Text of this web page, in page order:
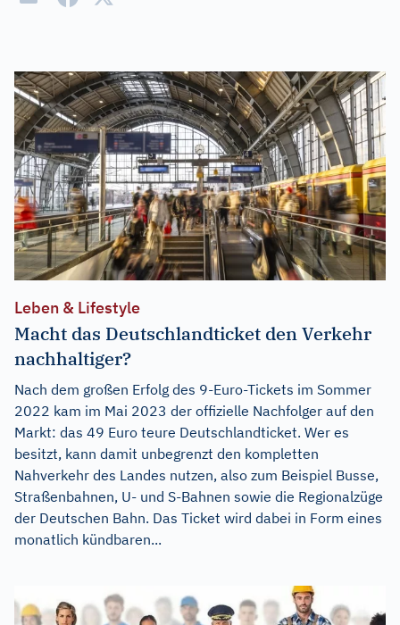
Leben & Lifestyle
Macht das Deutschlandticket den Verkehr
nachhaltiger?
Nach dem großen Erfolg des 9-Euro-Tickets im Sommer
2022 kam im Mai 2023 der offizielle Nachfolger auf den
Markt: das 49 Euro teure Deutschlandticket. Wer es
besitzt, kann damit unbegrenzt den kompletten
Nahverkehr des Landes nutzen, also zum Beispiel Busse,
Straßenbahnen, U- und S-Bahnen sowie die Regionalzüge
der Deutschen Bahn. Das Ticket wird dabei in Form eines
monatlich kündbaren...